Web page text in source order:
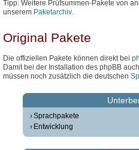
Tipp: Weitere Prüfsummen-Pakete von
unserem Paketarchiv.
Original Pakete
Die offiziellen Pakete können direkt bei
Damit bei der Installation des phpBB
müssen noch zusätzlich die deutschen
Sprachpakete
Entwicklung